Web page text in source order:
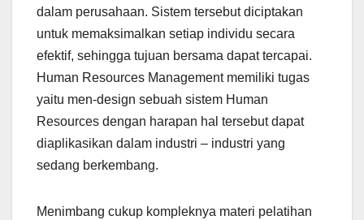
dalam perusahaan. Sistem tersebut diciptakan
untuk memaksimalkan setiap individu secara
efektif, sehingga tujuan bersama dapat tercapai.
Human Resources Management memiliki tugas
yaitu men-design sebuah sistem Human
Resources dengan harapan hal tersebut dapat
diaplikasikan dalam industri – industri yang
sedang berkembang.
Menimbang cukup kompleknya materi pelatihan